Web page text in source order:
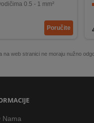
0.5 - 1 mm²
Poručite
na web stranici ne moraju nužno
Nama